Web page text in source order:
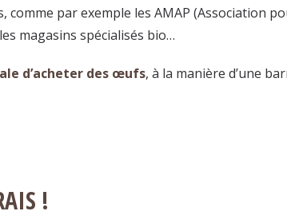
par exemple les AMAP (Association
magasins spécialisés bio…
d’acheter des œufs, à la manière d’une
!